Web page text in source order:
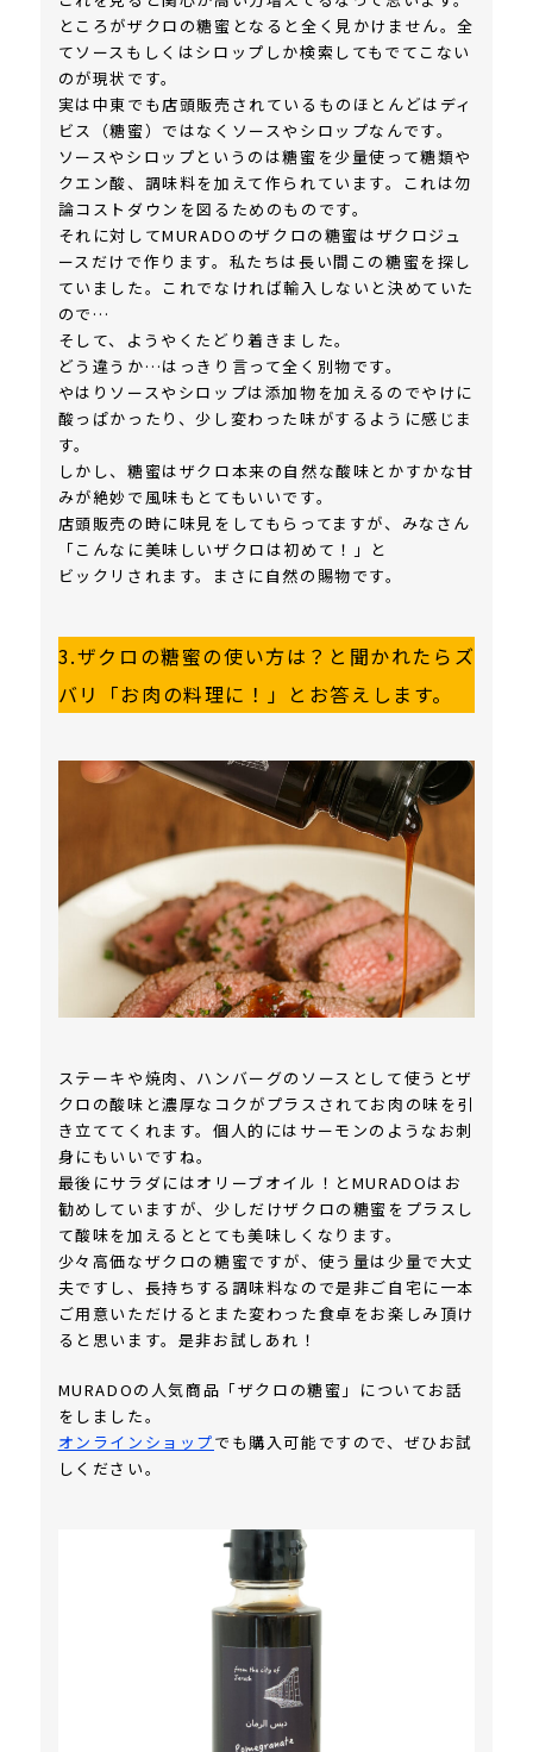
ところがザクロの糖蜜となると全く見かけません。全
てソースもしくはシロップしか検索してもでてこない
のが現状です。
実は中東でも店頭販売されているものほとんどはディ
ビス（糖蜜）ではなくソースやシロップなんです。
ソースやシロップというのは糖蜜を少量使って糖類や
クエン酸、調味料を加えて作られています。これは勿
論コストダウンを図るためのものです。
それに対してMURADOのザクロの糖蜜はザクロジュ
ースだけで作ります。私たちは長い間この糖蜜を探し
ていました。これでなければ輸入しないと決めていた
ので…
そして、ようやくたどり着きました。
どう違うか…はっきり言って全く別物です。
やはりソースやシロップは添加物を加えるのでやけに
酸っぱかったり、少し変わった味がするように感じま
す。
しかし、糖蜜はザクロ本来の自然な酸味とかすかな甘
みが絶妙で風味もとてもいいです。
店頭販売の時に味見をしてもらってますが、みなさん
「こんなに美味しいザクロは初めて！」と
ビックリされます。まさに自然の賜物です。
3.ザクロの糖蜜の使い方は？と聞かれたらズ
バリ「お肉の料理に！」とお答えします。
ステーキや焼肉、ハンバーグのソースとして使うとザ
クロの酸味と濃厚なコクがプラスされてお肉の味を引
き立ててくれます。個人的にはサーモンのようなお刺
身にもいいですね。
最後にサラダにはオリーブオイル！とMURADOはお
勧めしていますが、少しだけザクロの糖蜜をプラスし
て酸味を加えるととても美味しくなります。
少々高価なザクロの糖蜜ですが、使う量は少量で大丈
夫ですし、長持ちする調味料なので是非ご自宅に一本
ご用意いただけるとまた変わった食卓をお楽しみ頂け
ると思います。是非お試しあれ！
MURADOの人気商品「ザクロの糖蜜」についてお話
をしました。
オンラインショップでも購入可能ですので、ぜひお試
しください。